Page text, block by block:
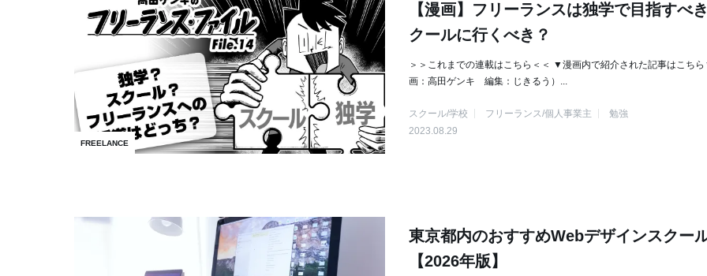
FREELANCE
【漫画】フリーランスは独学で目指すべ
クールに行くべき？
＞＞これまでの連載はこちら＜＜ ▼漫画内で紹介された記事はこち
画：高田ゲンキ 編集：じきるう）...
スクール/学校 フリーランス/個人事業主
勉強
2023.08.29
東京都内のおすすめWebデザインスクー
【2026年版】